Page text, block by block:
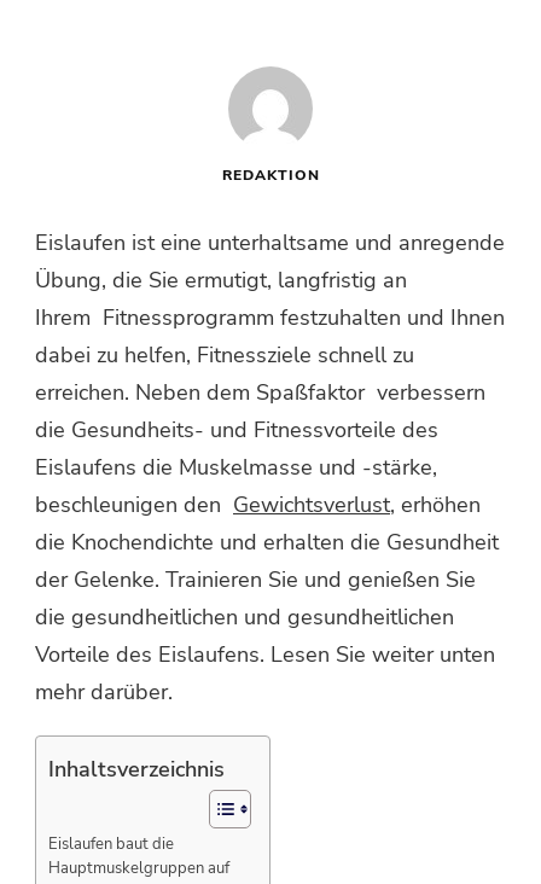
REDAKTION
Eislaufen ist eine unterhaltsame und anregende
Übung, die Sie ermutigt, langfristig an
Ihrem Fitnessprogramm festzuhalten und Ihnen
dabei zu helfen, Fitnessziele schnell zu
erreichen. Neben dem Spaßfaktor verbessern
die Gesundheits- und Fitnessvorteile des
Eislaufens die Muskelmasse und -stärke,
beschleunigen den Gewichtsverlust, erhöhen
die Knochendichte und erhalten die Gesundheit
der Gelenke. Trainieren Sie und genießen Sie
die gesundheitlichen und gesundheitlichen
Vorteile des Eislaufens. Lesen Sie weiter unten
mehr darüber.
Inhaltsverzeichnis
Eislaufen baut die
Hauptmuskelgruppen auf